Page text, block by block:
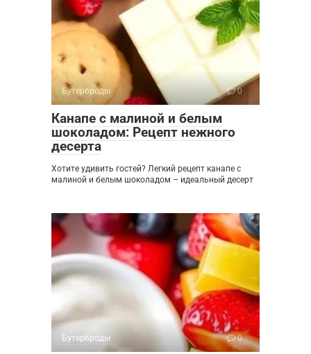
Бутерброды 0
Канапе с малиной и белым
шоколадом: Рецепт нежного
десерта
Хотите удивить гостей? Легкий рецепт канапе с
малиной и белым шоколадом – идеальный десерт
Бутерброды 0